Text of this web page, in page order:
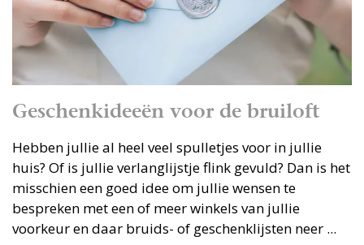
Geschenkideeën voor de bruiloft
Hebben jullie al heel veel spulletjes voor in jullie
huis? Of is jullie verlanglijstje flink gevuld? Dan is het
misschien een goed idee om jullie wensen te
bespreken met een of meer winkels van jullie
voorkeur en daar bruids- of geschenklijsten neer ...